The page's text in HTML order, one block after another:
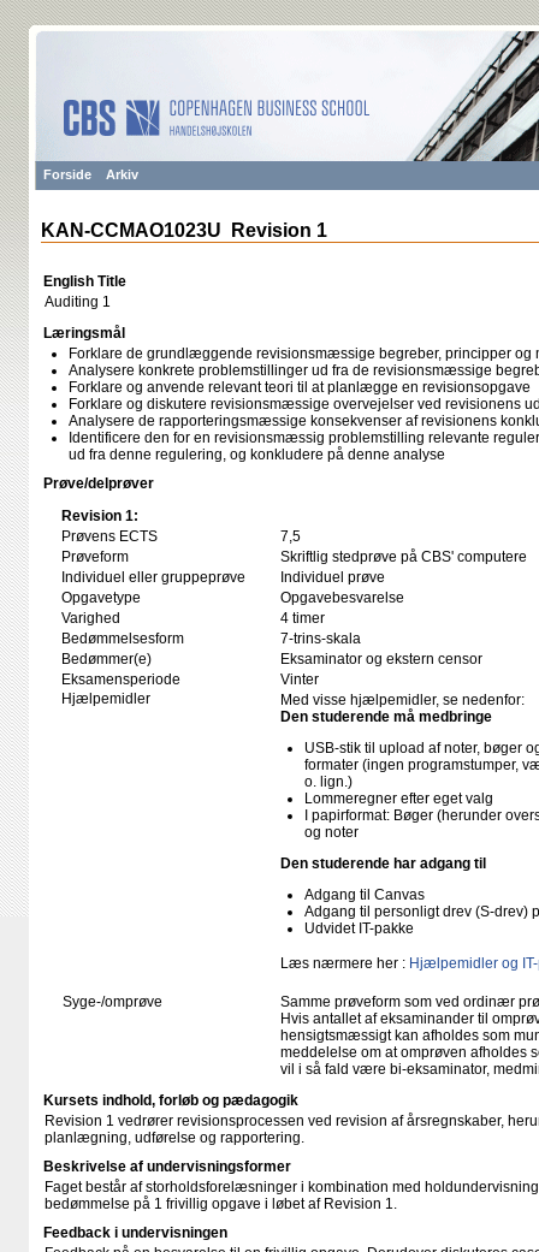
Forside Arkiv
KAN-CCMAO1023U Revision 1
English Title
Auditing 1
Læringsmål
Forklare de grundlæggende revisionsmæssige begreber, principper og
Analysere konkrete problemstillinger ud fra de revisionsmæssige
Forklare og anvende relevant teori til at planlægge en revisionsopgave
Forklare og diskutere revisionsmæssige overvejelser ved revisionens
Analysere de rapporteringsmæssige konsekvenser af revisionens
Identificere den for en revisionsmæssig problemstilling relevante
ud fra denne regulering, og konkludere på denne analyse
Prøve/delprøver
Revision 1:
Prøvens ECTS
7,5
Prøveform
Skriftlig stedprøve på CBS' computere
Individuel eller gruppeprøve
Individuel prøve
Opgavetype
Opgavebesvarelse
Varighed
4 timer
Bedømmelsesform
7-trins-skala
Bedømmer(e)
Eksaminator og ekstern censor
Eksamensperiode
Vinter
Hjælpemidler
Med visse hjælpemidler, se nedenfor:
Den studerende må medbringe
USB-stik til upload af noter, bøger
formater (ingen programstumper,
o. lign.)
Lommeregner efter eget valg
I papirformat: Bøger (herunder
og noter
Den studerende har adgang til
Adgang til Canvas
Adgang til personligt drev (S-drev)
Udvidet IT-pakke
Læs nærmere her : Hjælpemidler og
Syge-/omprøve
Samme prøveform som ved ordinær
Hvis antallet af eksaminander til
hensigtsmæssigt kan afholdes som
meddelelse om at omprøven afholdes
vil i så fald være bi-eksaminator,
Kursets indhold, forløb og pædagogik
Revision 1 vedrører revisionsprocessen ved revision af årsregnskaber,
planlægning, udførelse og rapportering.
Beskrivelse af undervisningsformer
Faget består af storholdsforelæsninger i kombination med
bedømmelse på 1 frivillig opgave i løbet af Revision 1.
Feedback i undervisningen